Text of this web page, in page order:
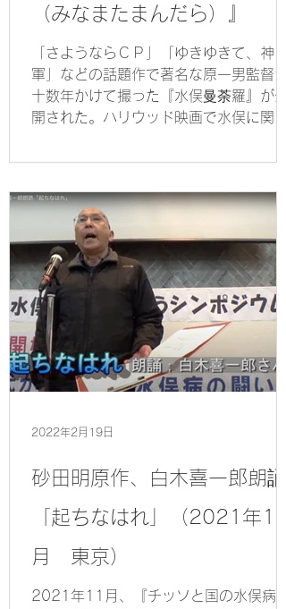
（みなまたまんだら）』
「さようならＣＰ」「ゆきゆきて、神
軍」などの話題作で著名な原一男監督が
十数年かけて撮った『水俣曼荼羅』が公
開された。ハリウッド映画で水俣に関心
紀水俣病の長編ドキュメント。6時間12
ころを紹介する。...
砂田明原作、白木喜一郎朗誦
「起ちなはれ」（2021年11
月 東京）
2021年11月、『チッソと国の水俣病責
2022年2月19日